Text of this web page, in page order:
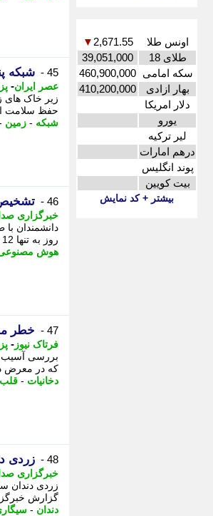
اونس طلا 2,671.55
▼
طلای 18
39,051,000
سکه امامی 460,900,000
بهار ازادی
410,200,000
دلار امریکا
یورو
لیر ترکیه
درهم امارات
پوند انگلیس
بیت کویین
بیشتر + کد نمایش
45 - شبکه پنهان
عصر ایران-
زیر خاک های
حفظ سلامت
شبکه - زمین
46 - تشخیص تومور
خبرگزاری
روز به تنها 12 دقیقه کاهش دهند. - دانشمندان با طراحی سامانه جدید هوش مصنوعی به نام هتایروس ،
هوش
47 - خطر
فرتاک نیوز -
بررسی آسیب
که در معرض
دخانیات - قلب
48 - زردی
خبرگزاری
زردی دندان
گزارش
دندان -